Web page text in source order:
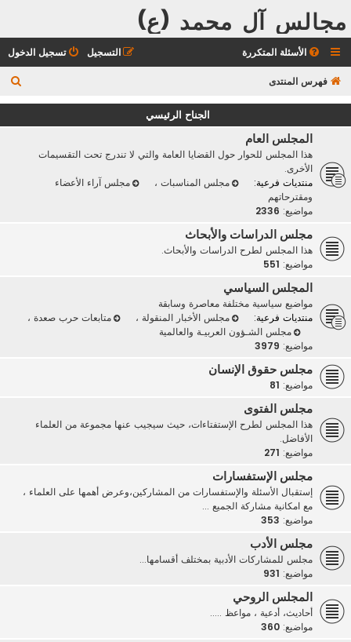
مجالس آل محمد (ع)
الأسئلة المتكررة تسجيل الدخول التسجيل
فهرس المنتدى
ح
الجناح الرئيسي
المجلس العام
هذا المجلس للحوار حول القضايا العامة والتي لا تندرج تحت التقسيمات
الأخرى.
منتديات فرعية:
مجلس المناسبات ،
مجلس آراء الأعضاء
ومقترحاتهم
مواضيع: 2336
مجلس الدراسات والأبحاث
هذا المجلس لطرح الدراسات والأبحاث.
مواضيع: 551
المجلس السياسي
مواضيع سياسية مختلفة معاصرة وسابقة
منتديات فرعية:
مجلس الأخبار المنقولة ، متابعات حرب صعدة ،
مجلس الشـؤون العربيـة والعالمية
مواضيع: 3979
مجلس حقوق الإنسان
مواضيع: 81
مجلس الفتوى
هذا المجلس لطرح الإستفتاءات، حيث سيجيب عنها مجموعة من العلماء
الأفاضل.
مواضيع: 271
مجلس الإستفسارات
إستقبال الأسئلة والإستفسارات من المشاركين،وعرض أهمها على العلماء ،
مع امكانية مشاركة الجميع ...
مواضيع: 353
مجلس الأدب
مجلس للمشاركات الأدبية بمختلف أقسامها...
مواضيع: 931
المجلس الروحي
أحاديث، أدعية ، مواعظ .....
مواضيع: 360